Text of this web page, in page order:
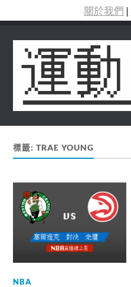
關於我們 |
標籤:TRAE YOUNG
NBA